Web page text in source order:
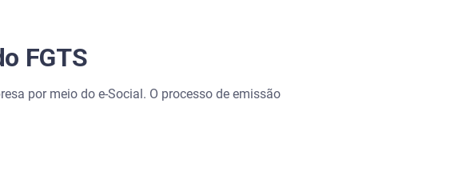
FGTS
por meio do e-Social. O processo de emissão